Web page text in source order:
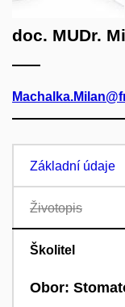
doc. MUDr.
Základní údaje
Životopis
Školitel
Obor: